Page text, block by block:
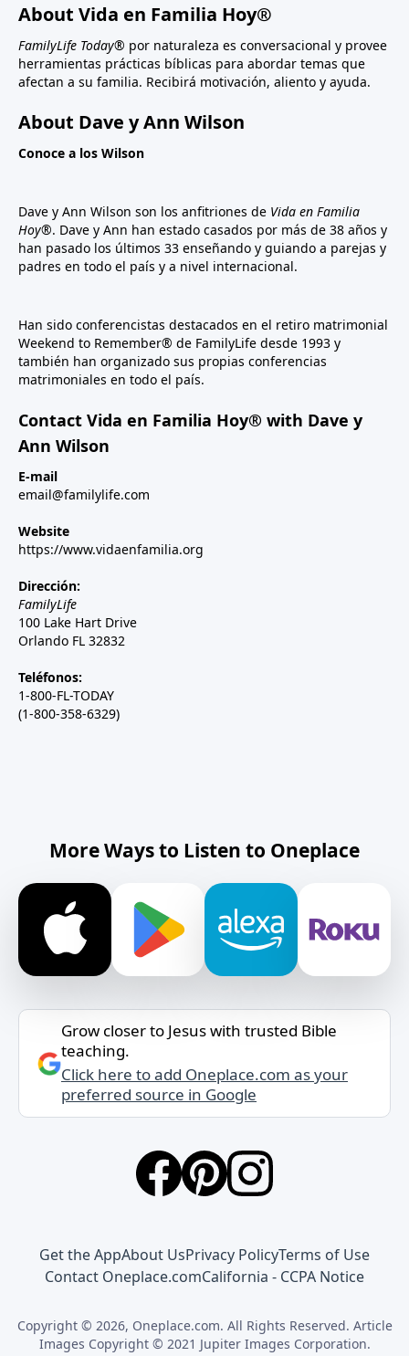
About Vida en Familia Hoy®
FamilyLife Today® por naturaleza es conversacional y provee
herramientas prácticas bíblicas para abordar temas que
afectan a su familia. Recibirá motivación, aliento y ayuda.
About Dave y Ann Wilson
Conoce a los Wilson
Dave y Ann Wilson son los anfitriones de Vida en Familia
Hoy®. Dave y Ann han estado casados por más de 38 años y
han pasado los últimos 33 enseñando y guiando a parejas y
padres en todo el país y a nivel internacional.
Han sido conferencistas destacados en el retiro matrimonial
Weekend to Remember® de FamilyLife desde 1993 y
también han organizado sus propias conferencias
matrimoniales en todo el país.
Contact Vida en Familia Hoy® with Dave y
Ann Wilson
E-mail
email@familylife.com
Website
https://www.vidaenfamilia.org
Dirección:
FamilyLife
100 Lake Hart Drive
Orlando FL 32832
Teléfonos:
1-800-FL-TODAY
(1-800-358-6329)
More Ways to Listen to Oneplace
Grow closer to Jesus with trusted Bible
teaching.
Click here to add Oneplace.com as your
preferred source in Google
Get the AppAbout UsPrivacy PolicyTerms of Use
Contact Oneplace.comCalifornia - CCPA Notice
Copyright © 2026, Oneplace.com. All Rights Reserved. Article
Images Copyright © 2021 Jupiter Images Corporation.